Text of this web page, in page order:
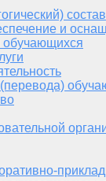
состав
и